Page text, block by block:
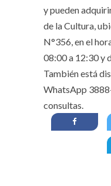
y pueden
de la Cultura,
N°356, en el
08:00 a 12:30 y
También está
WhatsApp
consultas.